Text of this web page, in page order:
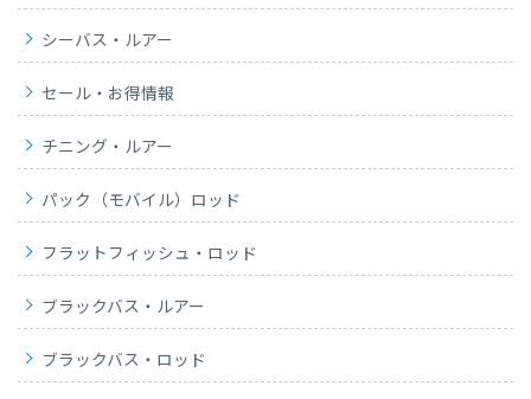
シーバス・ルアー
セール・お得情報
チニング・ルアー
パック（モバイル）ロッド
フラットフィッシュ・ロッド
ブラックバス・ルアー
ブラックバス・ロッド